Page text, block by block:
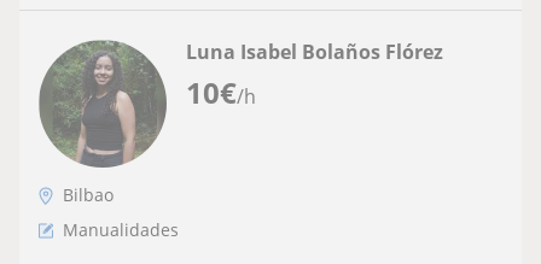
10€/h
Luna Isabel Bolaños Flórez
Bilbao
Manualidades